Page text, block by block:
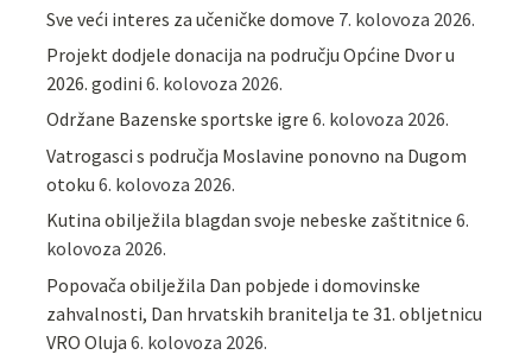
Sve veći interes za učeničke domove 7. kolovoza 2026.
Projekt dodjele donacija na području Općine Dvor u
2026. godini 6. kolovoza 2026.
Održane Bazenske sportske igre 6. kolovoza 2026.
Vatrogasci s područja Moslavine ponovno na Dugom
otoku 6. kolovoza 2026.
Kutina obilježila blagdan svoje nebeske zaštitnice 6.
kolovoza 2026.
Popovača obilježila Dan pobjede i domovinske
zahvalnosti, Dan hrvatskih branitelja te 31. obljetnicu
VRO Oluja 6. kolovoza 2026.